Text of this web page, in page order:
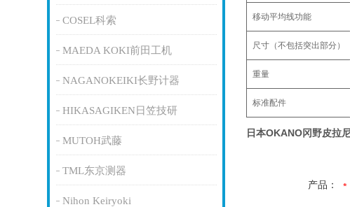
COSEL科索
MAEDA KOKI前田工机
NAGANOKEIKI长野计器
HIKASAGIKEN日笠技研
MUTOH武藤
TML东京测器
Nihon Keiryoki
移动平均线功能
尺寸（不包括突出部分）
重量
标准配件
日本OKANO冈野皮拉
产品：